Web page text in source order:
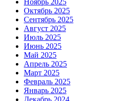
Октябрь 2025
Сентябрь 2025
Август 2025
Июль 2025
Июнь 2025
Май 2025
Апрель 2025
Март 2025
Февраль 2025
Январь 2025
Декабрь 2024